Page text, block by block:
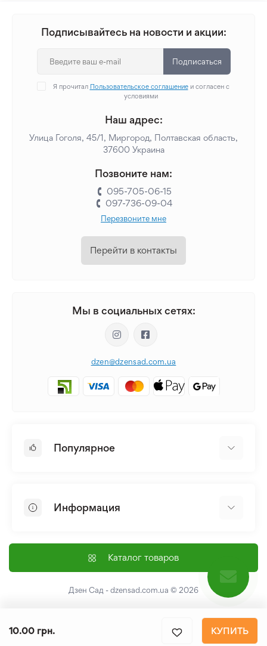
10.00 грн. КУПИТЬ
Подписывайтесь на новости и акции:
Подписаться
Я прочитал Пользовательское соглашениеи согласен с
условиями
Наш адрес:
Улица Гоголя, 45/1, Миргород, Полтавская область,
37600 Украина
Позвоните нам:
095-705-06-15
097-736-09-04
Перезвоните мне
Перейти в контакты
Мы в социальных сетях:
dzen@dzensad.com.ua
Популярное
Лилия
Семена
Информация
Доставка и оплата
Контакты
Политика конфеденциальности
Каталог товаров
Дзен Сад - dzensad.com.ua © 2026